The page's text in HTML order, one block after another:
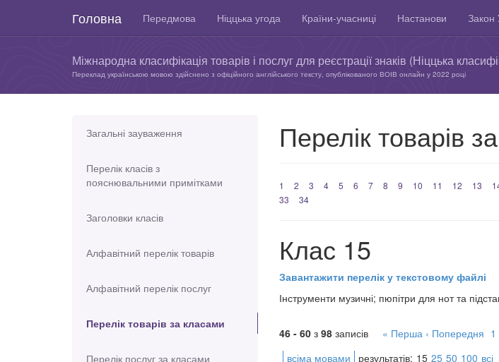
Головна Передмова Ніццька угода Країни-учасниці Настанови Закон
Міжнародна класифікація товарів і послуг для реєстрації знаків (Ніццька
Переклад українською мовою здійснено з офіційного англійського тексту, опублікованого ВОІВ онлайн у 2022 році
Загальні зауваження
Перелік класів з
пояснювальними примітками
Заголовки класів
Алфавітний перелік товарів
Алфавітний перелік послуг
Перелік товарів за класами
Перелік послуг за класами
Перелік товарів
1 2 3 4 5 6 7 8 9 10 11 12 13
33
34
Клас 15
Завантажити перелік у текстовому файлі
Інструменти музичні; пюпітри для нот та
46 - 60з 98записів « Перша ‹ Попередня 1
всіма мовами
результатів: 15 25 50 100 всі